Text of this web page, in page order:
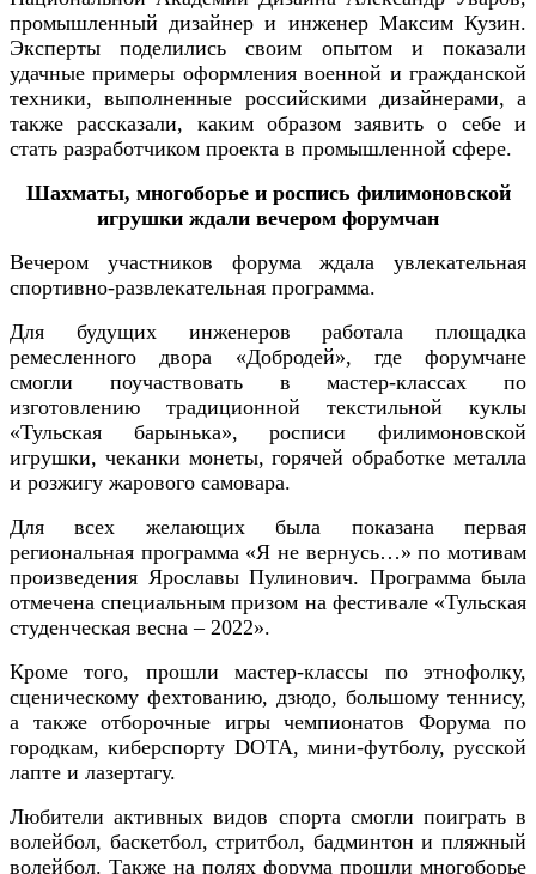
промышленный дизайнер и инженер Максим Кузин.
Эксперты поделились своим опытом и показали
удачные примеры оформления военной и гражданской
техники, выполненные российскими дизайнерами, а
также рассказали, каким образом заявить о себе и
стать разработчиком проекта в промышленной сфере.
Шахматы, многоборье и роспись филимоновской
игрушки ждали вечером форумчан
Вечером участников форума ждала увлекательная
спортивно-развлекательная программа.
Для будущих инженеров работала площадка
ремесленного двора «Добродей», где форумчане
смогли поучаствовать в мастер-классах по
изготовлению традиционной текстильной куклы
«Тульская барынька», росписи филимоновской
игрушки, чеканки монеты, горячей обработке металла
и розжигу жарового самовара.
Для всех желающих была показана первая
региональная программа «Я не вернусь…» по мотивам
произведения Ярославы Пулинович. Программа была
отмечена специальным призом на фестивале «Тульская
студенческая весна – 2022».
Кроме того, прошли мастер-классы по этнофолку,
сценическому фехтованию, дзюдо, большому теннису,
а также отборочные игры чемпионатов Форума по
городкам, киберспорту DOTA, мини-футболу, русской
лапте и лазертагу.
Любители активных видов спорта смогли поиграть в
волейбол, баскетбол, стритбол, бадминтон и пляжный
волейбол. Также на полях форума прошли многоборье